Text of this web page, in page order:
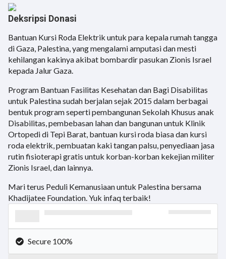
Deksripsi Donasi
Bantuan Kursi Roda Elektrik untuk para kepala rumah tangga
di Gaza, Palestina, yang mengalami amputasi dan mesti
kehilangan kakinya akibat bombardir pasukan Zionis Israel
kepada Jalur Gaza.
Program Bantuan Fasilitas Kesehatan dan Bagi Disabilitas
untuk Palestina sudah berjalan sejak 2015 dalam berbagai
bentuk program seperti pembangunan Sekolah Khusus anak
Disabilitas, pembebasan lahan dan bangunan untuk Klinik
Ortopedi di Tepi Barat, bantuan kursi roda biasa dan kursi
roda elektrik, pembuatan kaki tangan palsu, penyediaan jasa
rutin fisioterapi gratis untuk korban-korban kekejian militer
Zionis Israel, dan lainnya.
Mari terus Peduli Kemanusiaan untuk Palestina bersama
Khadijatee Foundation. Yuk infaq terbaik!
Secure 100%